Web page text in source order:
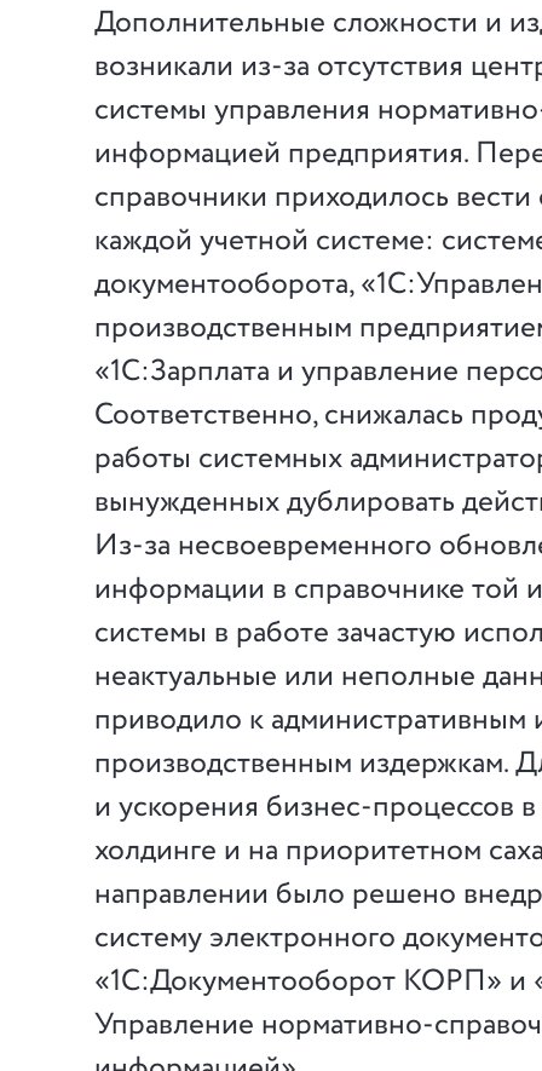
Дополнительные сложности и
возникали из-за отсутствия
системы управления
информацией предприятия.
справочники приходилось вести
каждой учетной системе:
документооборота,
производственным
«1С:Зарплата и управление
Соответственно, снижалась
работы системных
вынужденных дублировать
Из-за несвоевременного
информации в справочнике той
системы в работе зачастую
неактуальные или неполные
приводило к административным
производственным издержкам.
и ускорения бизнес-процессов
холдинге и на приоритетном
направлении было решено
систему электронного
«1С:Документооборот КОРП» и
Управление нормативно-